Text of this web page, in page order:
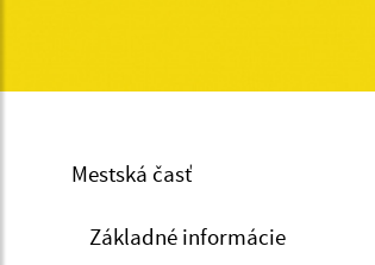
Mestská časť
Základné informácie